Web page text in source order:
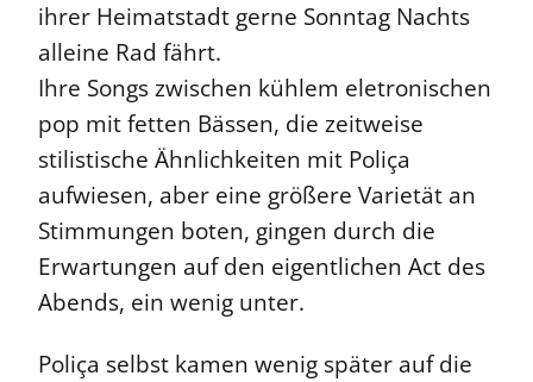
ihrer Heimatstadt gerne Sonntag Nachts
alleine Rad fährt.
Ihre Songs zwischen kühlem eletronischen
pop mit fetten Bässen, die zeitweise
stilistische Ähnlichkeiten mit Poliça
aufwiesen, aber eine größere Varietät an
Stimmungen boten, gingen durch die
Erwartungen auf den eigentlichen Act des
Abends, ein wenig unter.
Poliça selbst kamen wenig später auf die